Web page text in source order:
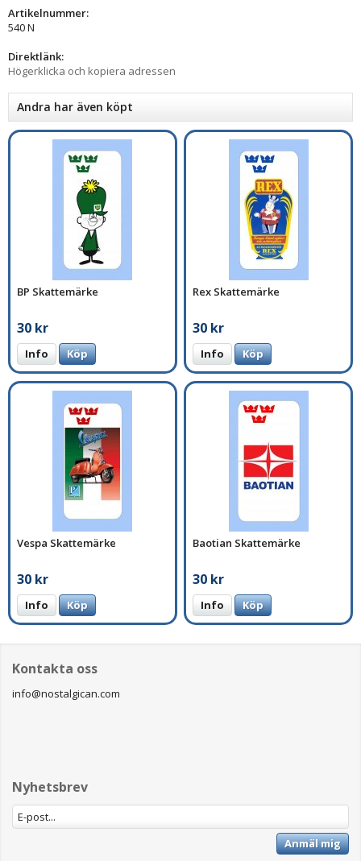
Artikelnummer:
540 N
Direktlänk:
Högerklicka och kopiera adressen
Andra har även köpt
BP Skattemärke
30 kr
Info Köp
Rex Skattemärke
30 kr
Info Köp
Vespa Skattemärke
30 kr
Info Köp
Baotian Skattemärke
30 kr
Info Köp
Kontakta oss
info@nostalgican.com
Nyhetsbrev
Anmäl mig